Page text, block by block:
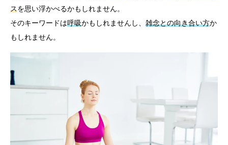
スを思い浮かべるかもしれません。
そのキーワードは呼吸かもしれませんし、 雑念との向き合い方か
もしれません。